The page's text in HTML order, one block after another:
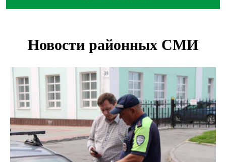
Андрей Травников поблагодарил новосибирских
Новосибирский метрополитен начал ремонт входа на
Полтонны киви для пациентов закупит больница в
Новосибирске
Ход королевы: осужденная из Новосибирска завоевала
бронзу чемпионата по шахматам